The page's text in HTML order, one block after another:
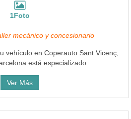
1Foto
mecánico y concesionario
vehículo en Coperauto Sant Vicenç,
está especializado
Ver Más